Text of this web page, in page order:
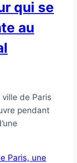
qui se
au
de Paris
pendant
Paris, une